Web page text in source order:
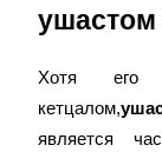
Блокировки
ушастом
Хотя его
кетцалом,
является